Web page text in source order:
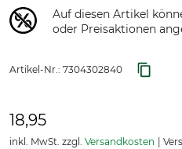
Auf diesen Artikel
oder Preisaktionen
Artikel-Nr.: 7304302840
18,95
inkl. MwSt. zzgl. Versandkosten